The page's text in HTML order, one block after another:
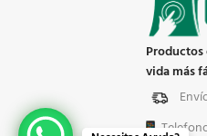
vida más